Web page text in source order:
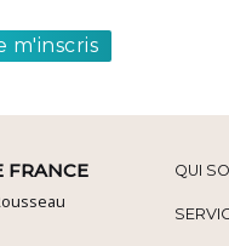
m'inscris
FRANCE
QUI